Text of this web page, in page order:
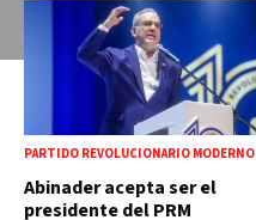
PARTIDO REVOLUCIONARIO MODERNO
Abinader acepta ser el
presidente del PRM